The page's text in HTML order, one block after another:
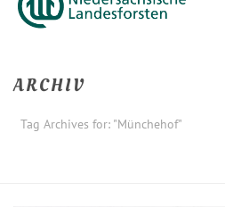
ARCHIV
Tag Archives for: "Münchehof"